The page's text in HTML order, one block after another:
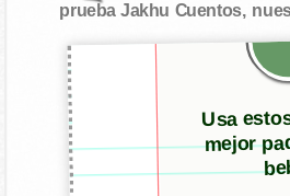
prueba Jakhu Cuentos,
Usa
mejor